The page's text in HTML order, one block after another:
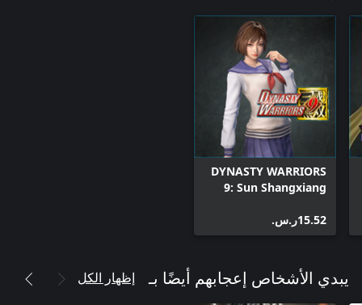
DYNASTY WARRIORS
9: Sun Shangxiang
Costume"
‪ر.س.‏‎15.52‬
يبدي الأشخاص إعجابهم أيضًا بـ إظهار الكل